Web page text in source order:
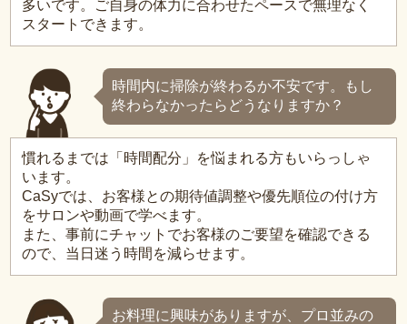
多いです。ご自身の体力に合わせたペースで無理なく
スタートできます。
時間内に掃除が終わるか不安です。もし
終わらなかったらどうなりますか？
慣れるまでは「時間配分」を悩まれる方もいらっしゃ
います。
CaSyでは、お客様との期待値調整や優先順位の付け方
をサロンや動画で学べます。
また、事前にチャットでお客様のご要望を確認できる
ので、当日迷う時間を減らせます。
お料理に興味がありますが、プロ並みの